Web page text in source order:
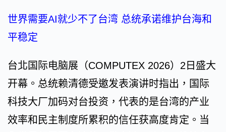
世界需要AI就少不了台湾 总统承诺维护台海和
平稳定
台北国际电脑展（COMPUTEX 2026）2日盛大
开幕。总统赖清德受邀发表演讲时指出，国际
科技大厂加码对台投资，代表的是台湾的产业
效率和民主制度所累积的信任获高度肯定。当